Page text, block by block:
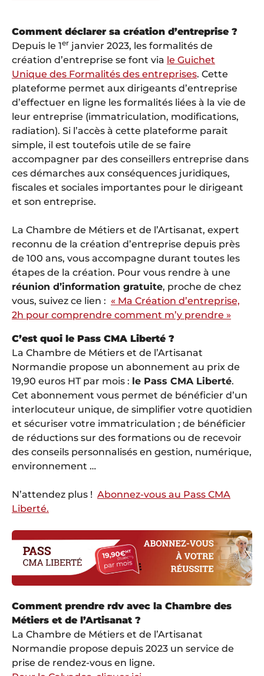
Comment déclarer sa création d’entreprise ?
Depuis le 1er janvier 2023, les formalités de
création d’entreprise se font via le Guichet
Unique des Formalités des entreprises. Cette
plateforme permet aux dirigeants d’entreprise
d’effectuer en ligne les formalités liées à la vie de
leur entreprise (immatriculation, modifications,
radiation). Si l’accès à cette plateforme parait
simple, il est toutefois utile de se faire
accompagner par des conseillers entreprise dans
ces démarches aux conséquences juridiques,
fiscales et sociales importantes pour le dirigeant
et son entreprise.
La Chambre de Métiers et de l’Artisanat, expert
reconnu de la création d’entreprise depuis près
de 100 ans, vous accompagne durant toutes les
étapes de la création. Pour vous rendre à une
réunion d’information gratuite, proche de chez
vous, suivez ce lien : « Ma Création d’entreprise,
2h pour comprendre comment m’y prendre »
C’est quoi le Pass CMA Liberté ?
La Chambre de Métiers et de l’Artisanat
Normandie propose un abonnement au prix de
19,90 euros HT par mois : le Pass CMA Liberté.
Cet abonnement vous permet de bénéficier d’un
interlocuteur unique, de simplifier votre quotidien
et sécuriser votre immatriculation ; de bénéficier
de réductions sur des formations ou de recevoir
des conseils personnalisés en gestion, numérique,
environnement …
N’attendez plus ! Abonnez-vous au Pass CMA
Liberté.
Comment prendre rdv avec la Chambre des
Métiers et de l’Artisanat ?
La Chambre de Métiers et de l’Artisanat
Normandie propose depuis 2023 un service de
prise de rendez-vous en ligne.